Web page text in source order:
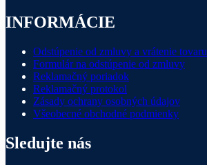
INFORMÁCIE
Odstúpenie od zmluvy a vrátenie tovaru
Formulár na odstúpenie od zmluvy
Reklamačný poriadok
Reklamačný protokol
Zásady ochrany osobných údajov
Všeobecné obchodné podmienky
Sledujte nás